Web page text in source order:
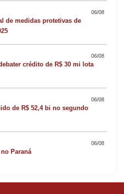
06/08
de medidas protetivas de
06/08
crédito de R$ 30 mi lota
06/08
de R$ 52,4 bi no segundo
06/08
Paraná